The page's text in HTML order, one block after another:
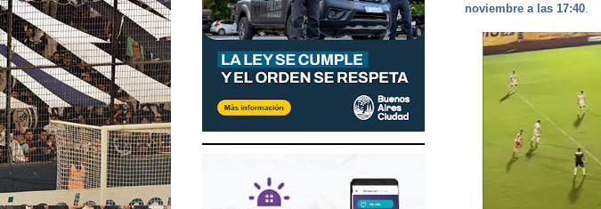
noviembre a las 17:40.